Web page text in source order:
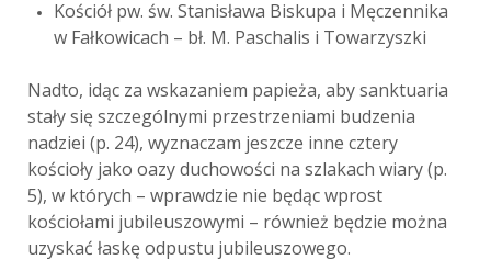
Kościół pw. św. Stanisława Biskupa i Męczennika
w Fałkowicach – bł. M. Paschalis i Towarzyszki
Nadto, idąc za wskazaniem papieża, aby sanktuaria
stały się szczególnymi przestrzeniami budzenia
nadziei (p. 24), wyznaczam jeszcze inne cztery
kościoły jako oazy duchowości na szlakach wiary (p.
5), w których – wprawdzie nie będąc wprost
kościołami jubileuszowymi – również będzie można
uzyskać łaskę odpustu jubileuszowego.